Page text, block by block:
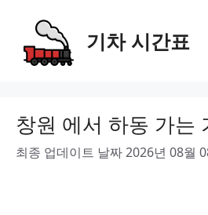
content
기차 시간표
창원 에서 하동 가는
최종 업데이트 날짜 2026년 08월